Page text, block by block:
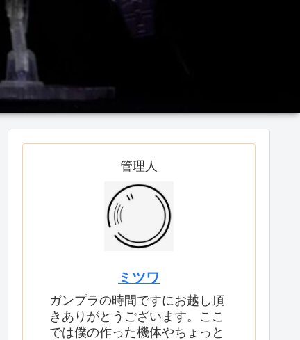
管理人
ミツワ
ガンプラの時間ですにお越し頂
きありがとうございます。ここ
では僕の作った機体やちょっと